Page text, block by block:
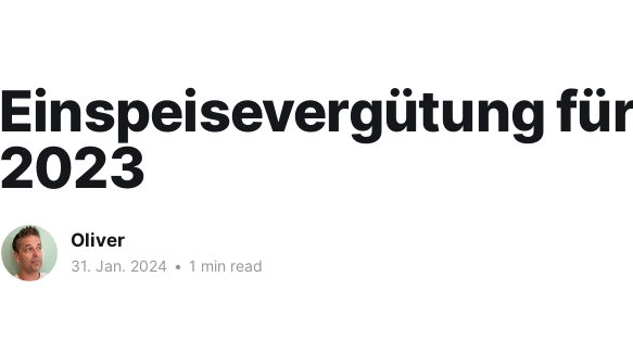
Einspeisevergütung
2023
Oliver
31. Jan. 2024 • 1 min read